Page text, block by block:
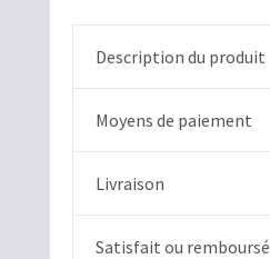
Description du produit
Moyens de paiement
Livraison
Satisfait ou remboursé